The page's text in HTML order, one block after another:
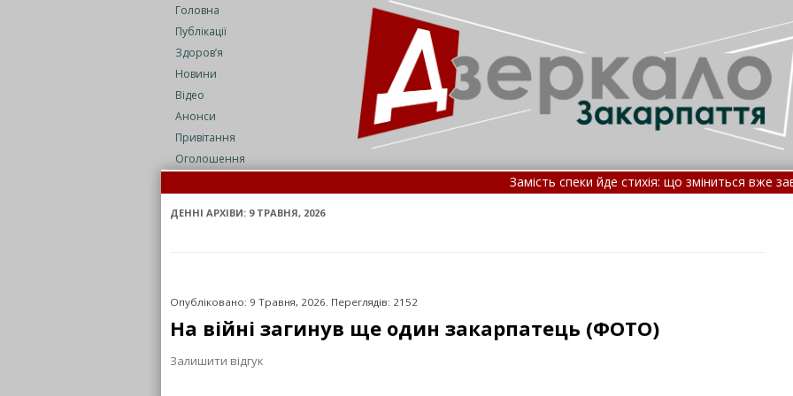
Головна
Публікації
Здоров’я
Новини
Відео
Анонси
Привітання
Оголошення
Замість спеки йде стихія: що зміниться вже завтра і які
Батькам військового, який загинув у відпустці у ДТП,
ДЕННІ АРХІВИ: 9 ТРАВНЯ, 2026
Опубліковано: 9 Травня, 2026. Переглядів: 2152
На війні загинув ще один закарпатець (ФОТО)
Залишити відгук